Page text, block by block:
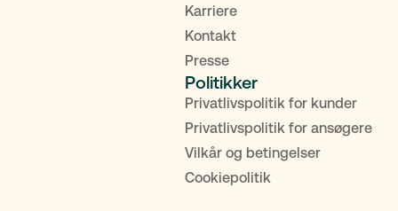
Karriere
Kontakt
Presse
Politikker
Privatlivspolitik for kunder
Privatlivspolitik for ansøgere
Vilkår og betingelser
Cookiepolitik
POPULÆRE SØGNINGER
Fremtidsfuldmagt Bolighandel
MitID Kontakt